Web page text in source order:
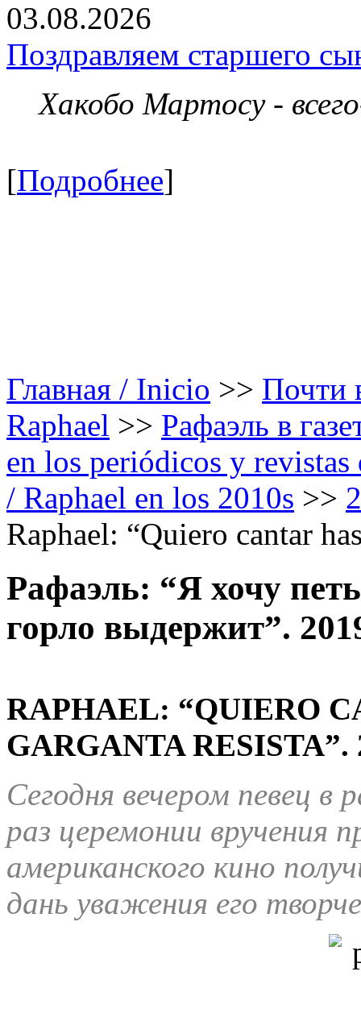
03.08.2026
Поздравляем старшего
Хакобо Мартосу -
[Подробнее]
Главная / Inicio >> Почти
Raphael >> Рафаэль в
en los periódicos y
/ Raphael en los 2010s >>
Raphael: “Quiero cantar
Рафаэль: “Я хочу
горло выдержит”.
RAPHAEL: “QUIERO
GARGANTA RESISTA”.
Сегодня вечером певец в
раз церемонии вручения
американского кино
дань уважения его